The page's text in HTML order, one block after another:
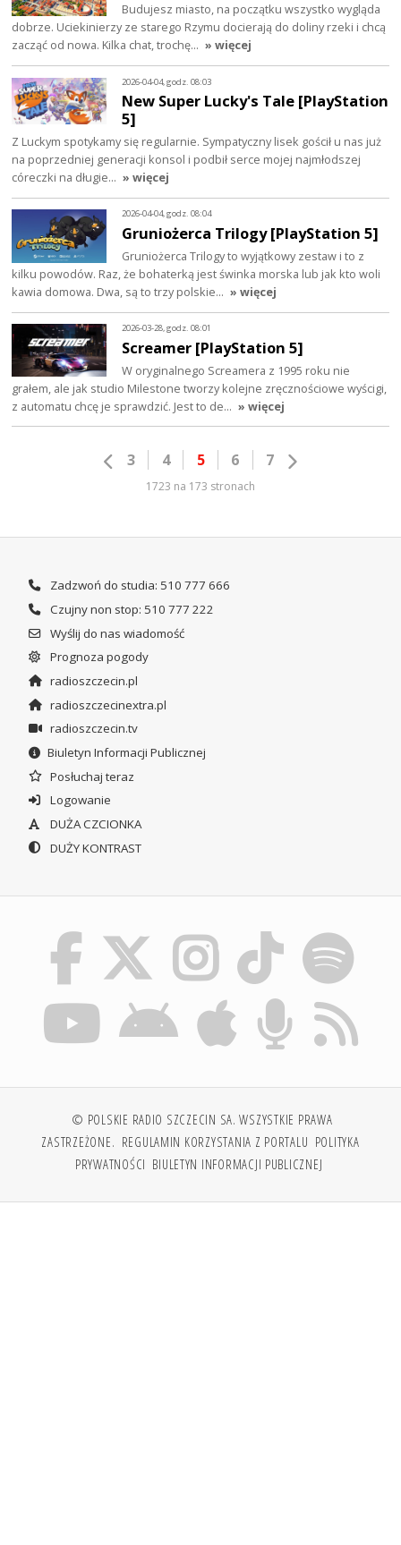
Budujesz miasto, na początku wszystko wygląda
dobrze. Uciekinierzy ze starego Rzymu docierają do doliny rzeki i chcą
zacząć od nowa. Kilka chat, trochę… » więcej
2026-04-04, godz. 08:03
New Super Lucky's Tale [PlayStation
5]
Z Luckym spotykamy się regularnie. Sympatyczny lisek gościł u nas już
na poprzedniej generacji konsol i podbił serce mojej najmłodszej
córeczki na długie… » więcej
2026-04-04, godz. 08:04
Gruniożerca Trilogy [PlayStation 5]
Gruniożerca Trilogy to wyjątkowy zestaw i to z
kilku powodów. Raz, że bohaterką jest świnka morska lub jak kto woli
kawia domowa. Dwa, są to trzy polskie… » więcej
2026-03-28, godz. 08:01
Screamer [PlayStation 5]
W oryginalnego Screamera z 1995 roku nie
grałem, ale jak studio Milestone tworzy kolejne zręcznościowe wyścigi,
z automatu chcę je sprawdzić. Jest to de… » więcej
3 4 5 6 7
1723 na 173 stronach
Zadzwoń do studia: 510 777 666
Czujny non stop: 510 777 222
Wyślij do nas wiadomość
Prognoza pogody
radioszczecin.pl
radioszczecinextra.pl
radioszczecin.tv
Biuletyn Informacji Publicznej
Posłuchaj teraz
Logowanie
DUŻA CZCIONKA
DUŻY KONTRAST
© POLSKIE RADIO SZCZECIN SA. WSZYSTKIE PRAWA
ZASTRZEŻONE. REGULAMIN KORZYSTANIA Z PORTALU POLITYKA
PRYWATNOŚCI BIULETYN INFORMACJI PUBLICZNEJ